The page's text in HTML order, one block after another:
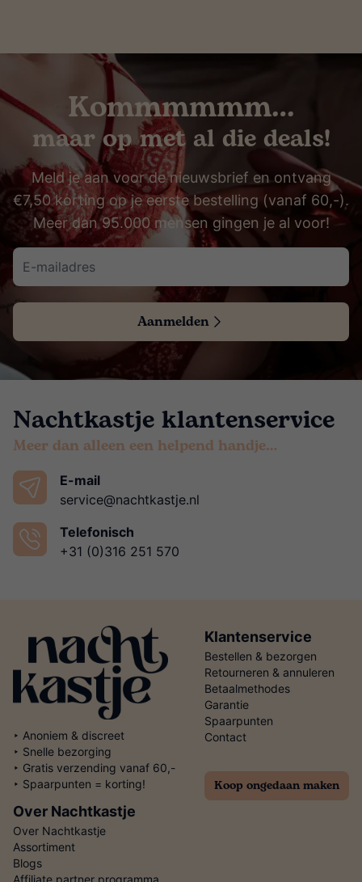
Kommmmmm…
maar op met al die deals!
Meld je aan voor de nieuwsbrief en ontvang
€7,50 korting op je eerste bestelling (vanaf 60,-).
Meer dan 95.000 mensen gingen je al voor!
Aanmelden
Nachtkastje klantenservice
Meer dan alleen een helpend handje…
E-mail
service@nachtkastje.nl
Telefonisch
+31 (0)316 251 570
‣ Anoniem & discreet
‣ Snelle bezorging
‣ Gratis verzending vanaf 60,-
‣ Spaarpunten = korting!
Klantenservice
Bestellen & bezorgen
Retourneren & annuleren
Betaalmethodes
Garantie
Spaarpunten
Contact
Koop ongedaan maken
Over Nachtkastje
Over Nachtkastje
Assortiment
Blogs